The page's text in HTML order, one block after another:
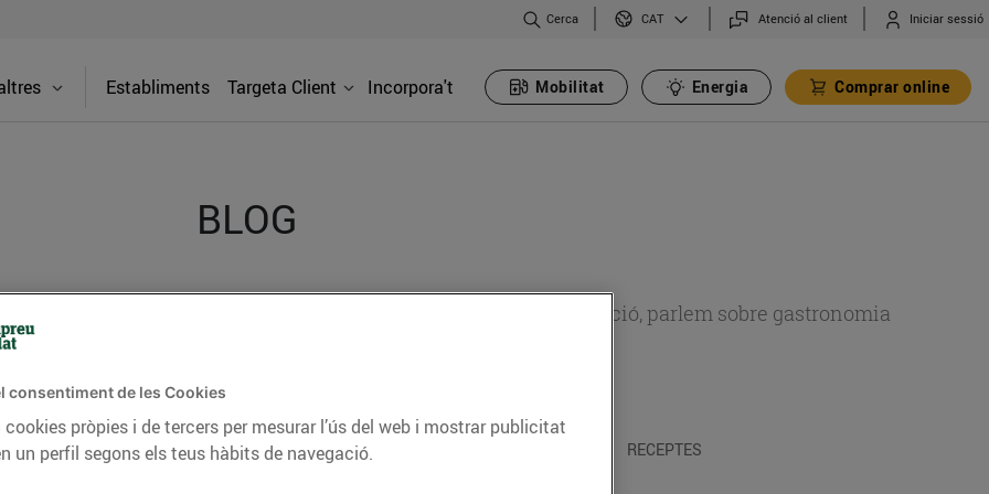
Cerca CAT Atenció al client Iniciar sessió
Establiments Targeta Client Incorpora't Mobilitat Energia Comprar online
BLOG
consells nutricionals, informació d’actualitat sobre alimentació, parlem sobre gastronomia
CONSELLS I HÀBITS SALUDABLES ENERGIA RECEPTES
consentiment de les Cookies
pròpies i de tercers per mesurar l’ús del web i mostrar publicitat
un perfil segons els teus hàbits de navegació.